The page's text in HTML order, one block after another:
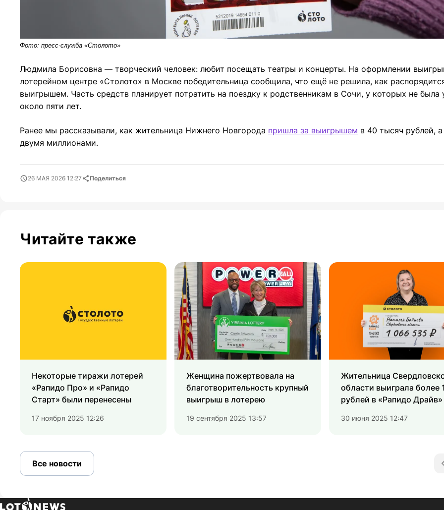
Фото: пресс-служба «Столото»
Людмила Борисовна — творческий человек: любит посещать театры и концерты. На оформлении
лотерейном центре «Столото» в Москве победительница сообщила, что ещё не решила, как
выигрышем. Часть средств планирует потратить на поездку к родственникам в Сочи, у которых не была
около пяти лет.
Ранее мы рассказывали, как жительница Нижнего Новгорода пришла за выигрышем в 40 тысяч рублей,
двумя миллионами.
26 МАЯ 2026 12:27 Поделиться
Читайте также
Некоторые тиражи лотерей
«Рапидо Про» и «Рапидо
Старт» были перенесены
17 ноября 2025 12:26
Женщина пожертвовала на
благотворительность крупный
выигрыш в лотерею
19 сентября 2025 13:57
Жительница
области выиграла более
рублей в «Рапидо Драйв»
30 июня 2025 12:47
Все новости